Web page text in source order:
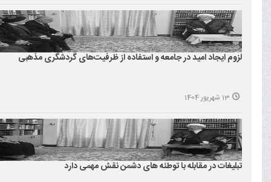
لزوم ایجاد امید در جامعه و استفاده از ظرفیت‌های گردشگری مذهبی
13 شهریور 1404
تبلیغات در مقابله با توطئه های دشمن نقش مهمی دارد